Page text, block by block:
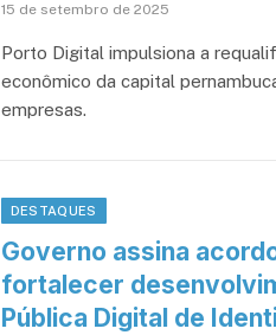
15 de setembro de 2025
Porto Digital impulsiona a
econômico da capital
empresas.
DESTAQUES
Governo assina
fortalecer
Pública Digital de